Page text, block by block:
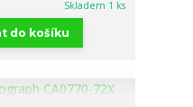
Skladem 1 ks
do košíku